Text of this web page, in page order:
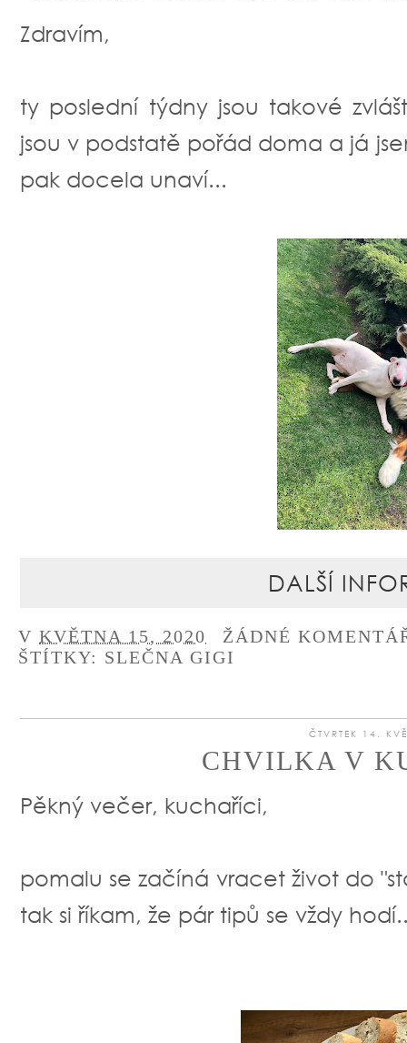
Zdravím,
ty poslední týdny jsou takové
jsou v podstatě pořád doma a já
pak docela unaví...
DALŠÍ
V KVĚTNA 15, 2020
ŽÁDNÉ
ŠTÍTKY: SLEČNA GIGI
ČTVRTEK 14.
CHVILKA V
Pěkný večer, kuchaříci,
pomalu se začíná vracet život do
tak si říkam, že pár tipů se vždy